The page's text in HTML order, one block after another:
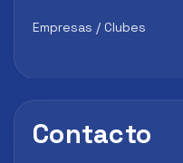
Empresas / Clubes
Contacto